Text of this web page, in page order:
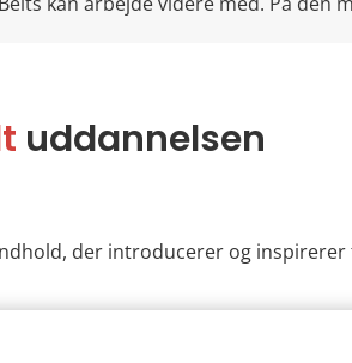
uddannelsen
der introducerer og inspirerer